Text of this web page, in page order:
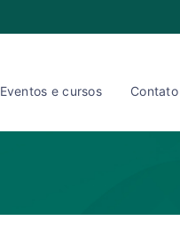
Eventos e cursos Contato